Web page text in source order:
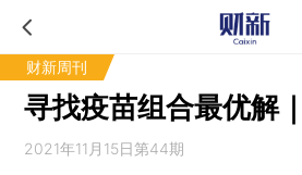
财新周刊
寻找疫苗组合最优解
2021年11月15日第44期